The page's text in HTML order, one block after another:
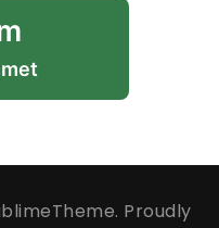
. Proudly